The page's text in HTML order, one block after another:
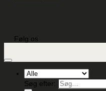
Følg os
Søg efter: